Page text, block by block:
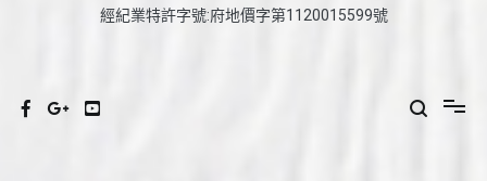
經紀業特許字號:府地價字第1120015599號